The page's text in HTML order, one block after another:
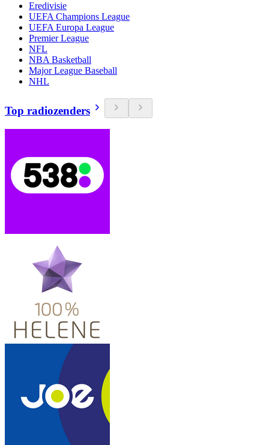
Eredivisie
UEFA Champions League
UEFA Europa League
Premier League
NFL
NBA Basketball
Major League Baseball
NHL
Top radiozenders